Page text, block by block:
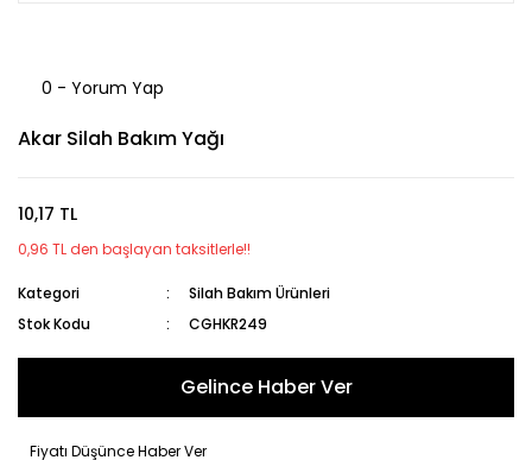
0 - Yorum Yap
Akar Silah Bakım Yağı
10,17 TL
0,96 TL den başlayan taksitlerle!!
Kategori
Silah Bakım Ürünleri
Stok Kodu
CGHKR249
Gelince Haber Ver
Fiyatı Düşünce Haber Ver